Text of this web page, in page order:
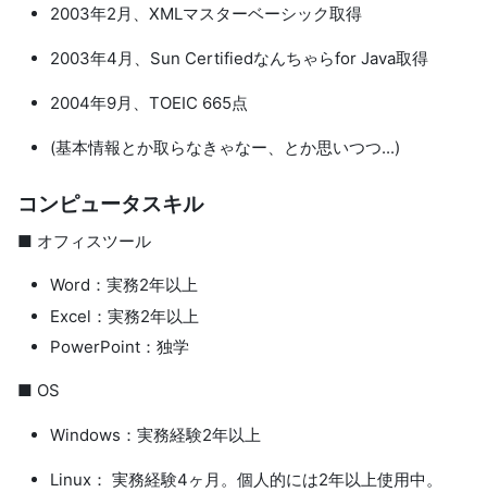
2003年2月、XMLマスターベーシック取得
2003年4月、Sun Certifiedなんちゃらfor Java取得
2004年9月、TOEIC 665点
(基本情報とか取らなきゃなー、とか思いつつ...)
コンピュータスキル
■ オフィスツール
Word：実務2年以上
Excel：実務2年以上
PowerPoint：独学
■ OS
Windows：実務経験2年以上
Linux： 実務経験4ヶ月。個人的には2年以上使用中。